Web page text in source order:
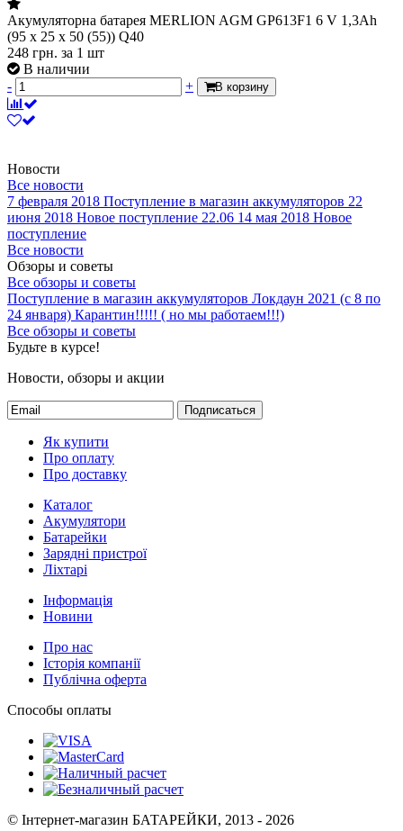
Акумуляторна батарея MERLION AGM GP613F1 6 V 1,3Ah
(95 x 25 x 50 (55)) Q40
248 грн. за 1 шт
В наличии
-
+ В корзину
Новости
Все новости
7 февраля 2018 Поступление в магазин аккумуляторов 22
июня 2018 Новое поступление 22.06 14 мая 2018 Новое
поступление
Все новости
Обзоры и советы
Все обзоры и советы
Поступление в магазин аккумуляторов Локдаун 2021 (с 8 по
24 января) Карантин!!!!! ( но мы работаем!!!)
Все обзоры и советы
Будьте в курсе!
Новости, обзоры и акции
Подписаться
Як купити
Про оплату
Про доставку
Каталог
Акумулятори
Батарейки
Зарядні пристрої
Ліхтарі
Інформація
Новини
Про нас
Історія компанії
Публічна оферта
Способы оплаты
© Інтернет-магазин БАТАРЕЙКИ, 2013 - 2026